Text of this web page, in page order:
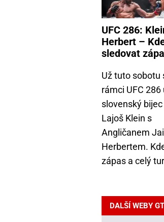
UFC 286:
Herbert –
sledovat
Už tuto sobotu
rámci UFC 286
slovenský
Lajoš Klein s
Angličanem
Herbertem.
zápas a celý
DALŠÍ WEBY